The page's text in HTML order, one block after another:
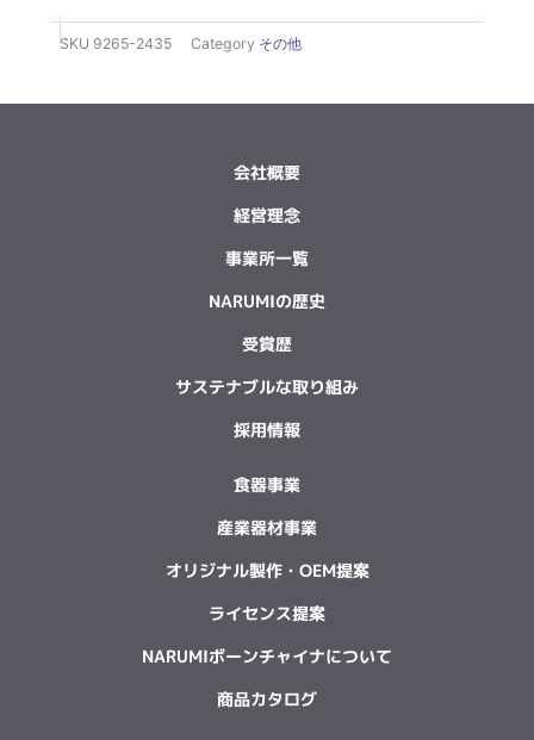
SKU 9265-2435 Category その他
会社概要
経営理念
事業所一覧
NARUMIの歴史
受賞歴
サステナブルな取り組み
採用情報
食器事業
産業器材事業
オリジナル製作・OEM提案
ライセンス提案
NARUMIボーンチャイナについて
商品カタログ